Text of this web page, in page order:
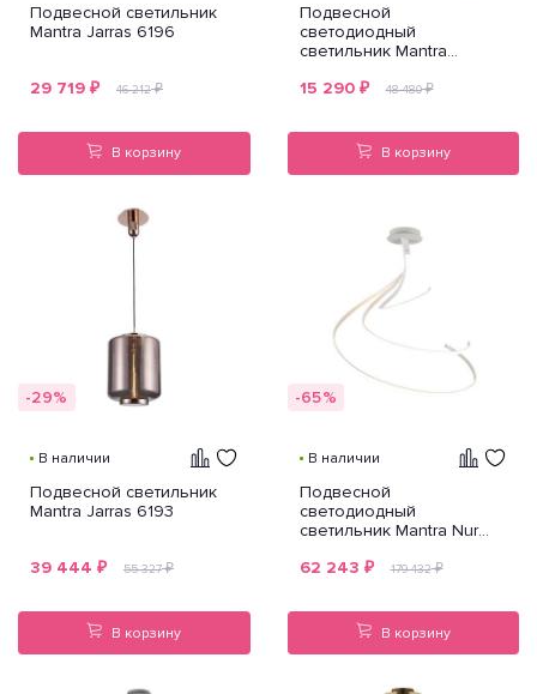
Подвесной светильник
Mantra Jarras 6196
29 719 ₽ 46 212₽
В корзину
Подвесной
светодиодный
светильник Mantra
15 290₽ 48 480₽
В корзину
-29%
В наличии
Подвесной светильник
Mantra Jarras 6193
39 444 ₽ 55 327₽
В корзину
-65%
В наличии
Подвесной
светодиодный
светильник Mantra Nur
62 243 ₽ 179 432₽
В корзину